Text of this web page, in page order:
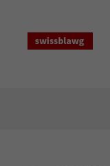
springen